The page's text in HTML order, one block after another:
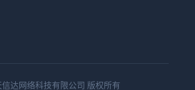
达网络科技有限公司 版权所有